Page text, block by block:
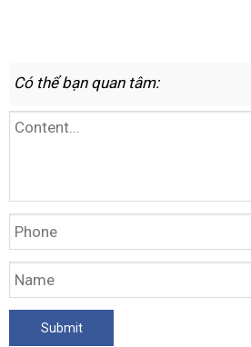
Có thể bạn quan tâm: